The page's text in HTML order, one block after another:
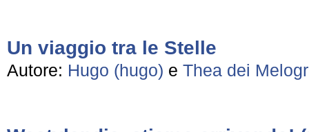
Un viaggio tra le Stelle
Autore: Hugo (hugo) e Thea dei